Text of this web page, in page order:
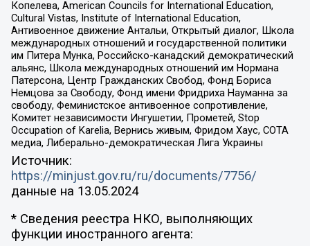
Копелева, American Councils for International Education,
Cultural Vistas, Institute of International Education,
Антивоенное движение Антальи, Открытый диалог, Школа
международных отношений и государственной политики
им Питера Мунка, Российско-канадский демократический
альянс, Школа международных отношений им Нормана
Патерсона, Центр Гражданских Свобод, Фонд Бориса
Немцова за Свободу, Фонд имени Фридриха Науманна за
свободу, Феминистское антивоенное сопротивление,
Комитет независимости Ингушетии, Прометей, Stop
Occupation of Karelia, Вернись живым, Фридом Хаус, СОТА
медиа, Либерально-демократическая Лига Украины
Источник:
https://minjust.gov.ru/ru/documents/7756/
данные на 13.05.2024
* Сведения реестра НКО, выполняющих
функции иностранного агента: